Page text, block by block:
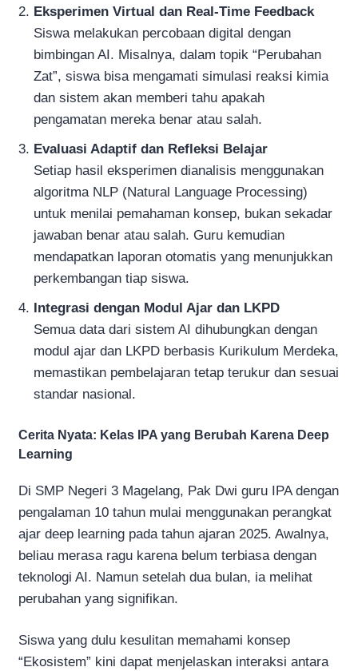
Eksperimen Virtual dan Real-Time Feedback
Siswa melakukan percobaan digital dengan
bimbingan AI. Misalnya, dalam topik “Perubahan
Zat”, siswa bisa mengamati simulasi reaksi kimia
dan sistem akan memberi tahu apakah
pengamatan mereka benar atau salah.
Evaluasi Adaptif dan Refleksi Belajar
Setiap hasil eksperimen dianalisis menggunakan
algoritma NLP (Natural Language Processing)
untuk menilai pemahaman konsep, bukan sekadar
jawaban benar atau salah. Guru kemudian
mendapatkan laporan otomatis yang menunjukkan
perkembangan tiap siswa.
Integrasi dengan Modul Ajar dan LKPD
Semua data dari sistem AI dihubungkan dengan
modul ajar dan LKPD berbasis Kurikulum Merdeka,
memastikan pembelajaran tetap terukur dan sesuai
standar nasional.
Cerita Nyata: Kelas IPA yang Berubah Karena Deep
Learning
Di SMP Negeri 3 Magelang, Pak Dwi guru IPA dengan
pengalaman 10 tahun mulai menggunakan perangkat
ajar deep learning pada tahun ajaran 2025. Awalnya,
beliau merasa ragu karena belum terbiasa dengan
teknologi AI. Namun setelah dua bulan, ia melihat
perubahan yang signifikan.
Siswa yang dulu kesulitan memahami konsep
“Ekosistem” kini dapat menjelaskan interaksi antara